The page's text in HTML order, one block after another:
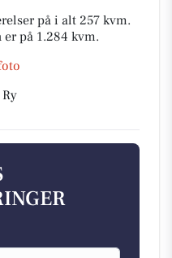
på i alt 257 kvm.
er på 1.284 kvm.